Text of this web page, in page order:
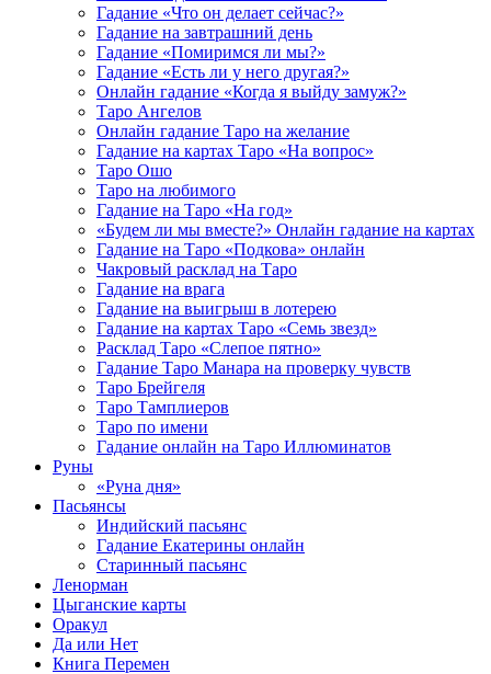
Гадание «Что он делает сейчас?»
Гадание на завтрашний день
Гадание «Помиримся ли мы?»
Гадание «Есть ли у него другая?»
Онлайн гадание «Когда я выйду замуж?»
Таро Ангелов
Онлайн гадание Таро на желание
Гадание на картах Таро «На вопрос»
Таро Ошо
Таро на любимого
Гадание на Таро «На год»
«Будем ли мы вместе?» Онлайн гадание на картах
Гадание на Таро «Подкова» онлайн
Чакровый расклад на Таро
Гадание на врага
Гадание на выигрыш в лотерею
Гадание на картах Таро «Семь звезд»
Расклад Таро «Слепое пятно»
Гадание Таро Манара на проверку чувств
Таро Брейгеля
Таро Тамплиеров
Таро по имени
Гадание онлайн на Таро Иллюминатов
Руны
«Руна дня»
Пасьянсы
Индийский пасьянс
Гадание Екатерины онлайн
Старинный пасьянс
Ленорман
Цыганские карты
Оракул
Да или Нет
Книга Перемен